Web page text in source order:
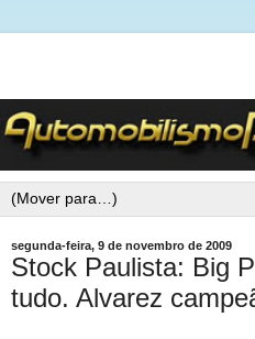
segunda-feira, 9 de novembro de 2009
Stock Paulista: Big
tudo. Alvarez